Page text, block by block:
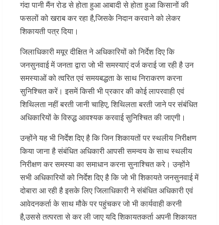
गंदा पानी मैंन रोड से होता हुआ आबादी से होता हुआ किसानों की
फसलों को खराब कर रहा है,जिसके निदान करवाने को लेकर
शिकायती पत्र दिया।
जिलाधिकारी मयूर दीक्षित ने अधिकारियों को निर्देश दिए कि
जनसुनवाई में जनता द्वारा जो भी समस्याएं दर्ज कराई जा रही है उन
समस्याओं को त्वरित एवं समयबद्धता के साथ निराकरण करना
सुनिश्चित करें। इसमें किसी भी प्रकार की कोई लापरवाही एवं
शिथिलता नहीं बरती जानी चाहिए, शिथिलता बरती जाने पर संबंधित
अधिकारियों के विरुद्ध आवश्यक करवाई सुनिश्चित की जाएगी।
उन्होंने यह भी निर्देश दिए है कि जिन शिकायतों पर स्थलीय निरीक्षण
किया जाना है संबंधित अधिकारी आपसी समन्वय के साथ स्थलीय
निरीक्षण कर समस्या का समाधान करना सुनाश्चित करे। उन्होंने
सभी अधिकारियों को निर्देश दिए है कि जो भी शिकायते जनसुनवाई में
दोबारा आ रही है इसके लिए जिलाधिकारी ने संबंधित अधिकारी एवं
आवेदनकर्ता के साथ मौके पर पहुंचकर जो भी कार्यवाही करनी
है,उससे तत्परता से कर ली जाए यदि शिकायतकर्ता अपनी शिकायत